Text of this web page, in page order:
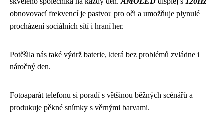
obnovovací frekvencí je pastvou pro oči a umožňuje plynulé
procházení sociálních sítí i hraní her.
Potěšila nás také výdrž baterie, která bez problémů zvládne i
náročný den.
Fotoaparát telefonu si poradí s většinou běžných scénářů a
produkuje pěkné snímky s věrnými barvami.